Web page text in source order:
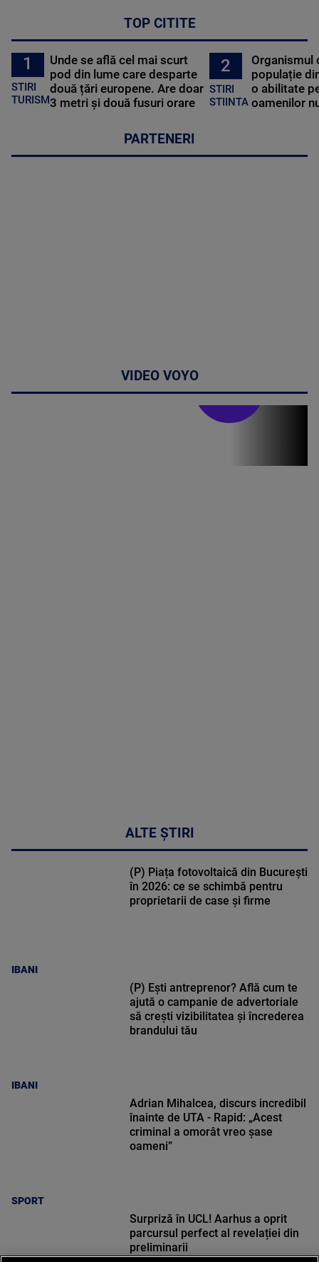
TOP CITITE
1
STIRI
TURISM
Unde se află cel mai scurt
pod din lume care desparte
două țări europene. Are doar
3 metri și două fusuri orare
2
STIRI
STIINTA
Organismul
populație
o abilitate
oamenilor
PARTENERI
VIDEO VOYO
ALTE ȘTIRI
IBANI
(P) Piața fotovoltaică din București
în 2026: ce se schimbă pentru
proprietarii de case și firme
IBANI
(P) Ești antreprenor? Află cum te
ajută o campanie de advertoriale
să crești vizibilitatea și încrederea
brandului tău
SPORT
Adrian Mihalcea, discurs incredibil
înainte de UTA - Rapid: „Acest
criminal a omorât vreo șase
oameni”
Surpriză în UCL! Aarhus a oprit
parcursul perfect al revelației din
preliminarii